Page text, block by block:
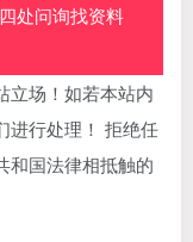
处问询找资料
立场！如若本站内
进行处理！ 拒绝任
和国法律相抵触的